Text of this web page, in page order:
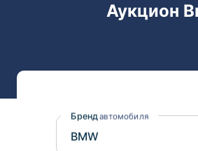
Nissan
Аукцион
Бренд автомобиля